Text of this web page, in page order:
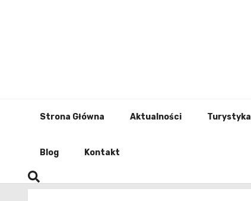
Strona Główna Aktualności Turystyka
Blog Kontakt